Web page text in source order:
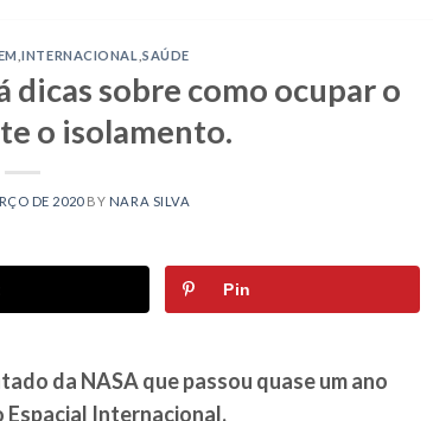
,INTERNACIONAL ,SAÚDE
sobre como ocupar o
o isolamento.
DE 2020BY NARA SILVA
Pin
da NASA que passou quase um ano
Espacial Internacional.